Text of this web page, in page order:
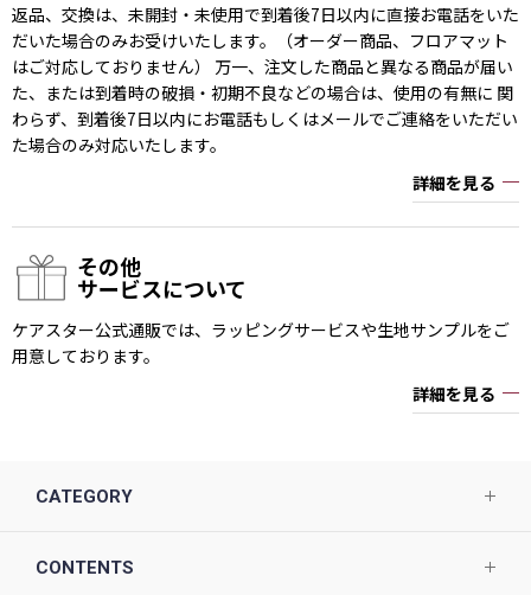
返品、交換は、未開封・未使用で到着後7日以内に直接お電話をいた
だいた場合のみお受けいたします。（オーダー商品、フロアマット
はご対応しておりません） 万一、注文した商品と異なる商品が届い
た、または到着時の破損・初期不良などの場合は、使用の有無に 関
わらず、到着後7日以内にお電話もしくはメールでご連絡をいただい
た場合のみ対応いたします。
詳細を見る
その他
サービスについて
ケアスター公式通販では、ラッピングサービスや生地サンプルをご
用意しております。
詳細を見る
CATEGORY
CONTENTS